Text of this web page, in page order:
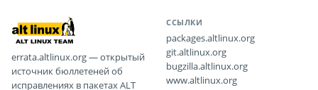
errata.altlinux.org — открытый
источник бюллетеней об
исправлениях в пакетах ALT
ССЫЛКИ
packages.altlinux.org
git.altlinux.org
bugzilla.altlinux.org
www.altlinux.org